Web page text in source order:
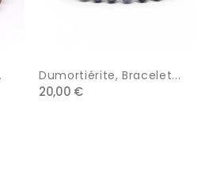
Dumortiérite, Bracelet...
20,00 €